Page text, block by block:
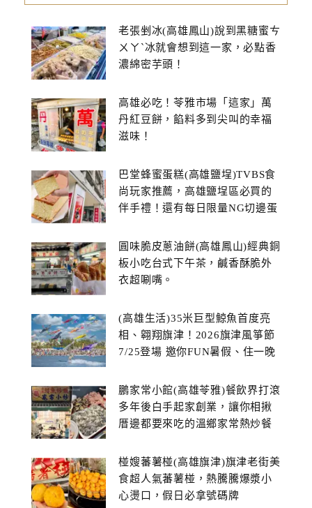
老張剉冰(高雄鳳山)說到黑糖蜜ㄘ
ㄨㄚˋ冰就會想到這一家，必點香
濃綿密芋頭！
高雄必吃！苓雅市場「這家」萬
丹紅豆餅，餡料多到尖叫的幸福
滋味！
巴堂蜂蜜蛋糕(高雄鹽埕)TVBS食
尚玩家推薦，高雄鹽埕區必買的
伴手禮！還有每日限量NG切邊蛋
圓味脆皮蔥油餅(高雄鳳山)經典銅
板小吃台式下午茶，鹹香酥脆外
衣超唰嘴。
(高雄生活)35米巨型鯨魚首度亮
相、翱翔旗津！2026旗津風箏節
7/25登場 邀你FUN暑假、住一晚
鵬家常小館(高雄苓雅)餐飲界打滾
多年後白手起家創業，讓你相揪
厝邊都要來吃的溫鄉家常熱炒餐
椪嫂蕃薯椪(高雄旗津)旗津老街美
食超人氣蕃薯椪，熱騰騰爆漿小
心燙口，假日必拿號碼牌